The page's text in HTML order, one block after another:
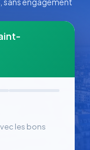
sans engagement
les bons